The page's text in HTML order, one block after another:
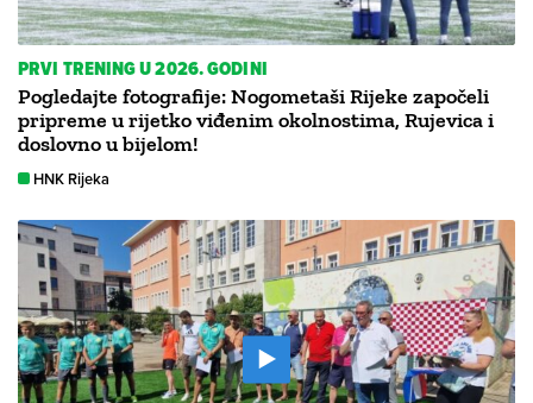
PRVI TRENING U 2026. GODINI
Pogledajte fotografije: Nogometaši Rijeke započeli
pripreme u rijetko viđenim okolnostima, Rujevica i
doslovno u bijelom!
HNK Rijeka